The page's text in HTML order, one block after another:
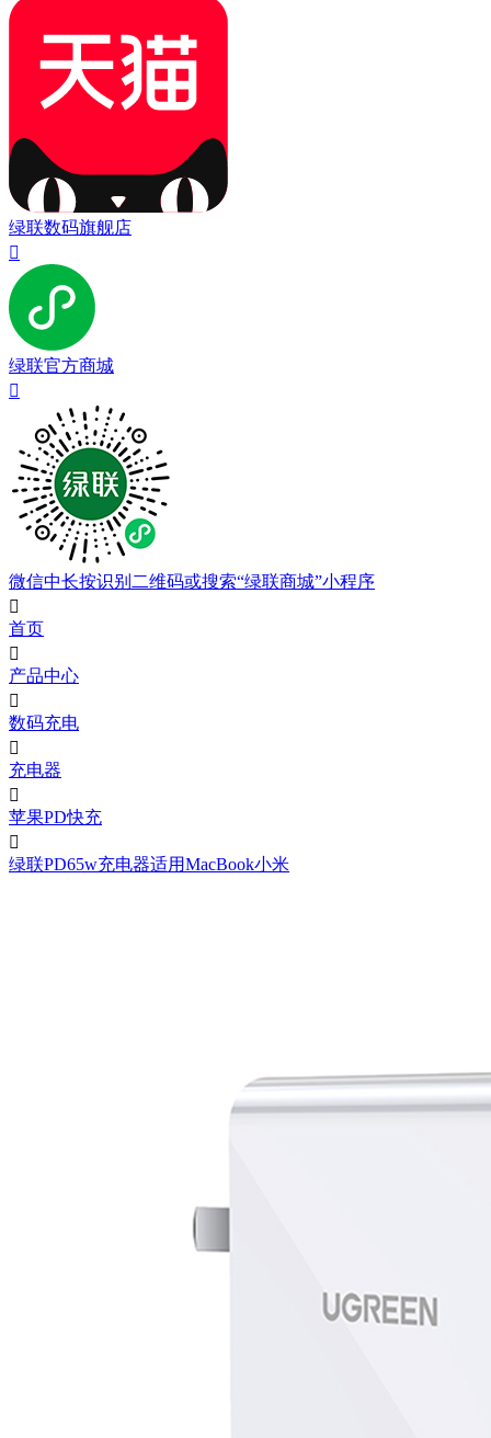
绿联数码旗舰店

绿联官方商城

微信中长按识别二维码或搜索“绿联商城”小程序

首页

产品中心

数码充电

充电器

苹果PD快充

绿联PD65w充电器适用MacBook小米